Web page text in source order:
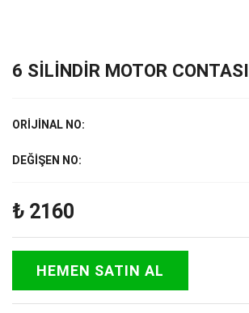
6 SİLİNDİR MOTOR CONTASI
ORİJİNAL NO:
DEĞİŞEN NO:
₺ 2160
HEMEN SATIN AL